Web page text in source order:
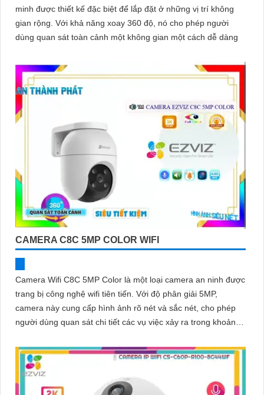
minh được thiết kế đặc biệt để lắp đặt ở những vị trí không
gian rộng. Với khả năng xoay 360 độ, nó cho phép người
dùng quan sát toàn cảnh một không gian một cách dễ dàng
CAMERA C8C 5MP COLOR WIFI
Camera Wifi C8C 5MP Color là một loại camera an ninh được
trang bị công nghệ wifi tiên tiến. Với độ phân giải 5MP,
camera này cung cấp hình ảnh rõ nét và sắc nét, cho phép
người dùng quan sát chi tiết các vụ việc xảy ra trong khoảng